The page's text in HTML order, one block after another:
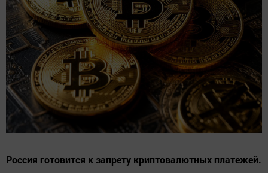
Россия готовится к запрету криптовалютных платежей.